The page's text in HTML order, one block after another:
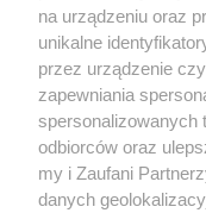
O FIRMIE
REKLAMA
na urządzeniu oraz
unikalne
przez urządzenie
zapewniania
spersonalizowanych
odbiorców oraz
my i Zaufani
danych